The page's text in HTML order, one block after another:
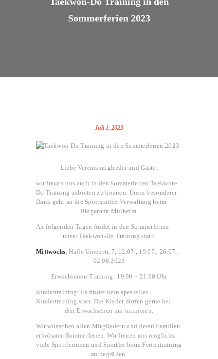
Sommerferien 2023
Juli 1, 2023
Liebe Vereinsmitglieder und Gäste,
wir freuen uns auch in den Sommerferien Taekwon-
Do Training anbieten zu können. Unser besonderer
Dank geht an die Sportstätten Verwaltung beim
Bürgeramt Mülheim.
An folgenden Tagen findet in den Sommerferien
unser Taekwon-Do Training statt:
Mittwochs, Halle Urnenstr. 7, 12.07., 19.07., 26.07.,
02.08.2023
Erwachsenen-Training: 19.00 – 21.00 Uhr
Kindertraining: Es findet kein spezielles
Kindertraining statt. Die Kinder dürfen gerne bei
den Erwachsenen mit trainieren.
Wir wünschen allen Mitgliedern und deren Familien
erholsame Sommerferien. Wir freuen uns möglichst
viele Sportlerinnen und Sportler beim Ferientraining
zu begrüßen.